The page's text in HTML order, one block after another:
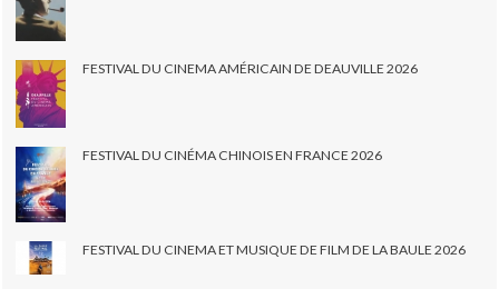
FESTIVAL DU CINEMA AMÉRICAIN DE DEAUVILLE 2026
FESTIVAL DU CINÉMA CHINOIS EN FRANCE 2026
FESTIVAL DU CINEMA ET MUSIQUE DE FILM DE LA BAULE 2026